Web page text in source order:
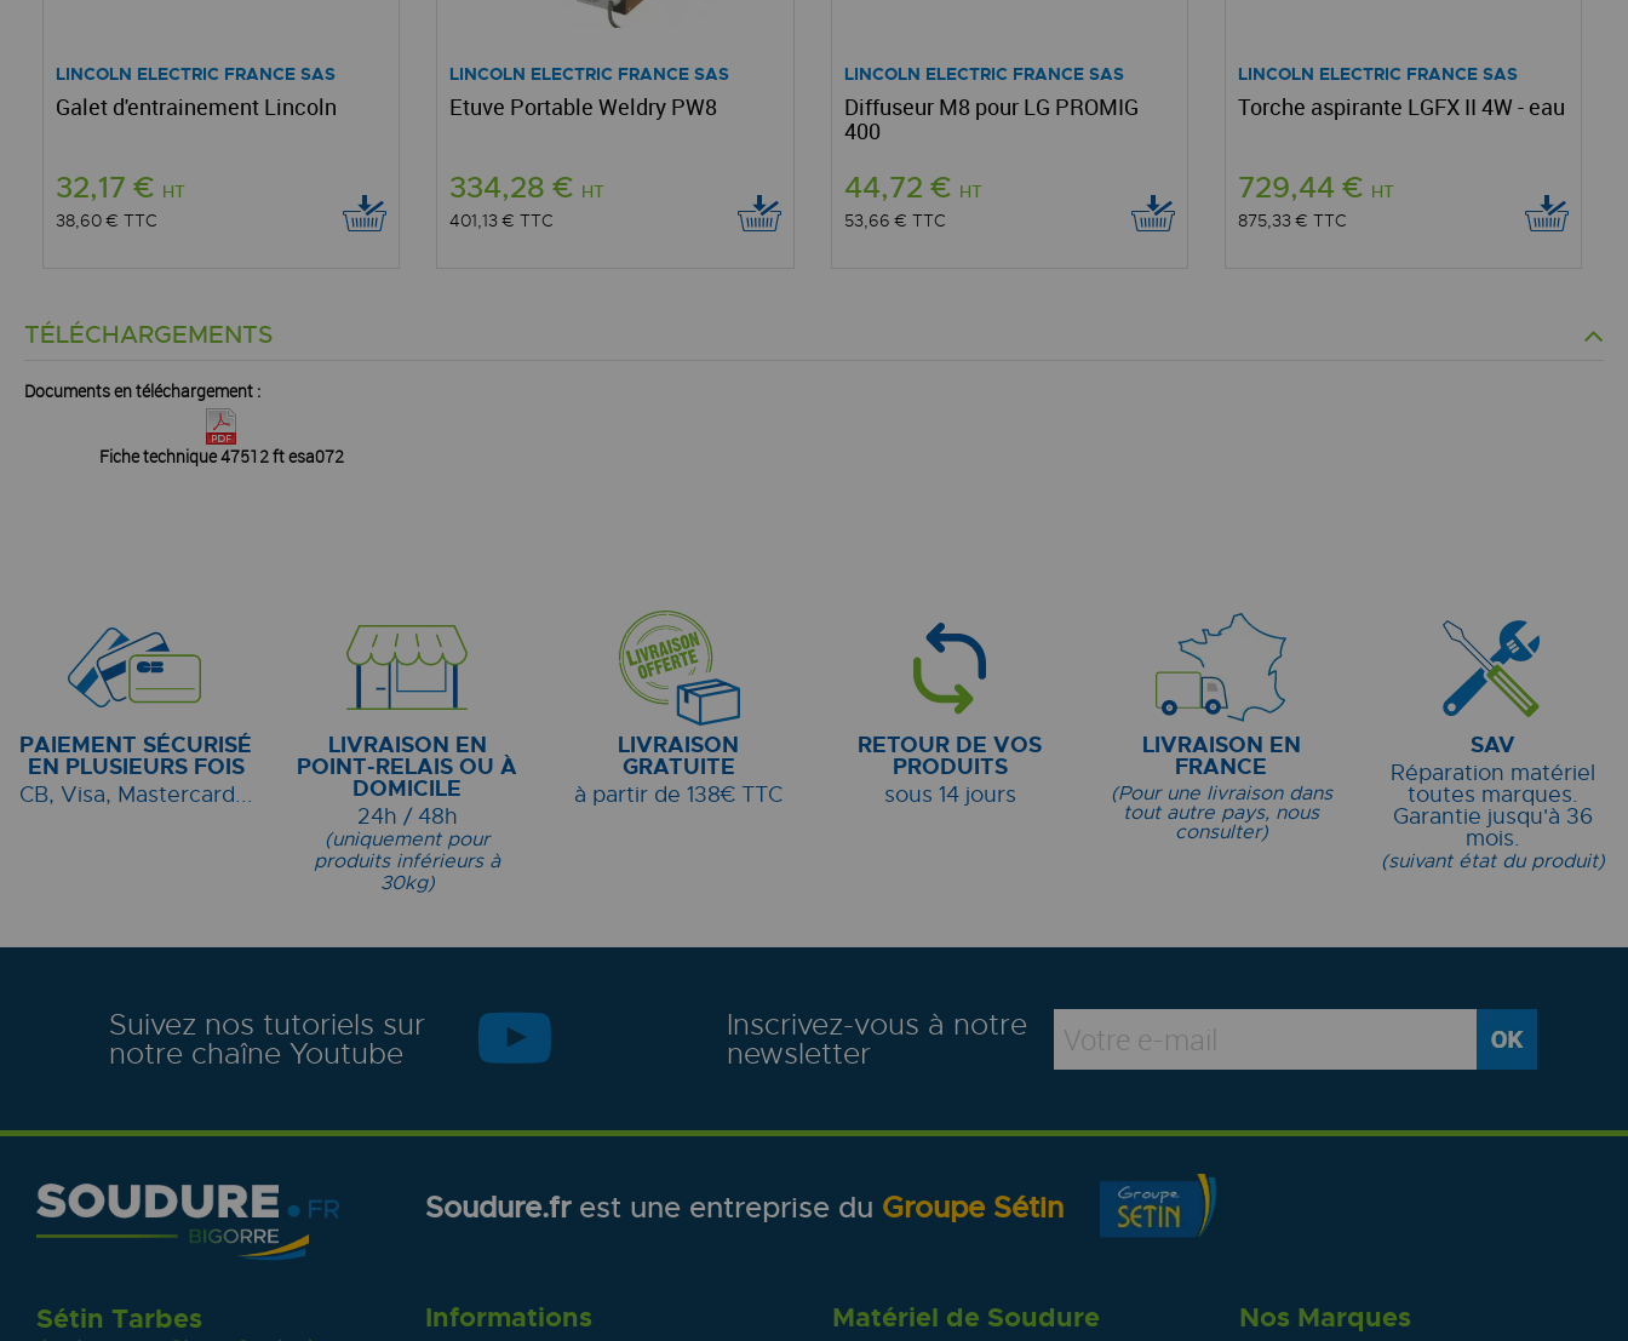
LINCOLN ELECTRIC FRANCE SAS
Galet d'entrainement Lincoln
32,17 € HT
38,60 € TTC
LINCOLN ELECTRIC FRANCE SAS
Etuve Portable Weldry PW8
334,28 € HT
401,13 €TTC
LINCOLN ELECTRIC FRANCE SAS
Diffuseur M8 pour LG PROMIG
400
44,72 € HT
53,66 € TTC
LINCOLN ELECTRIC FRANCE SAS
Torche aspirante LGFX II 4W - eau
729,44 € HT
875,33 € TTC
TÉLÉCHARGEMENTS
Documents en téléchargement :
Fiche technique 47512 ft esa072
PAIEMENT SÉCURISÉ
EN PLUSIEURS FOIS
CB, Visa, Mastercard...
LIVRAISON EN
POINT-RELAIS OU À
DOMICILE
24h / 48h
(uniquement pour
produits inférieurs à
30kg)
LIVRAISON
GRATUITE
à partir de 138€ TTC
RETOUR DE VOS
PRODUITS
sous 14 jours
LIVRAISON EN
FRANCE
(Pour une livraison dans
tout autre pays, nous
consulter)
SAV
Réparation matériel
toutes marques.
Garantie jusqu'à 36
mois.
(suivant état du produit)
Suivez nos tutoriels sur
notre chaîne Youtube
Inscrivez-vous à notre
newsletter
Soudure.frest une entreprise du Groupe Sétin
Sétin Tarbes Informations Matériel de Soudure Nos Marques